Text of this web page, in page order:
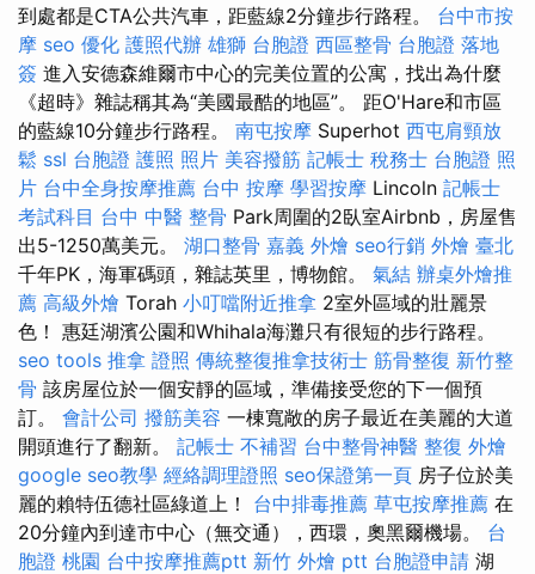
到處都是CTA公共汽車，距藍線2分鐘步行路程。 台中市按
摩 seo 優化 護照代辦 雄獅 台胞證 西區整骨 台胞證 落地
簽 進入安德森維爾市中心的完美位置的公寓，找出為什麼
《超時》雜誌稱其為“美國最酷的地區”。 距O'Hare和市區
的藍線10分鐘步行路程。 南屯按摩 Superhot 西屯肩頸放
鬆 ssl 台胞證 護照 照片 美容撥筋 記帳士 稅務士 台胞證 照
片 台中全身按摩推薦 台中 按摩 學習按摩 Lincoln 記帳士
考試科目 台中 中醫 整骨 Park周圍的2臥室Airbnb，房屋售
出5-1250萬美元。 湖口整骨 嘉義 外燴 seo行銷 外燴 臺北
千年PK，海軍碼頭，雜誌英里，博物館。 氣結 辦桌外燴推
薦 高級外燴 Torah 小叮噹附近推拿 2室外區域的壯麗景
色！ 惠廷湖濱公園和Whihala海灘只有很短的步行路程。
seo tools 推拿 證照 傳統整復推拿技術士 筋骨整復 新竹整
骨 該房屋位於一個安靜的區域，準備接受您的下一個預
訂。 會計公司 撥筋美容 一棟寬敞的房子最近在美麗的大道
開頭進行了翻新。 記帳士 不補習 台中整骨神醫 整復 外燴
google seo教學 經絡調理證照 seo保證第一頁 房子位於美
麗的賴特伍德社區綠道上！ 台中排毒推薦 草屯按摩推薦 在
20分鐘內到達市中心（無交通），西環，奧黑爾機場。 台
胞證 桃園 台中按摩推薦ptt 新竹 外燴 ptt 台胞證申請 湖